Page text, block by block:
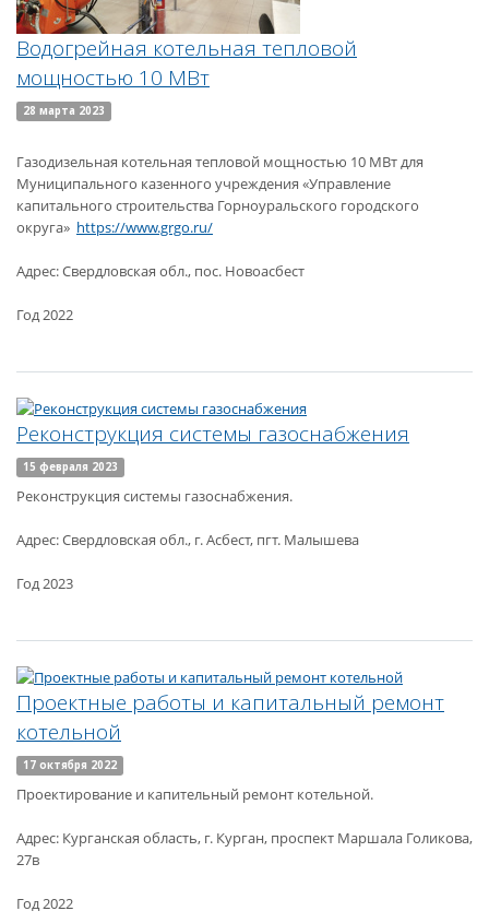
Водогрейная котельная тепловой
мощностью 10 МВт
28 марта 2023
Газодизельная котельная тепловой мощностью 10 МВт для
Муниципального казенного учреждения «Управление
капитального строительства Горноуральского городского
округа» https://www.grgo.ru/
Адрес: Свердловская обл., пос. Новоасбест
Год 2022
Реконструкция системы газоснабжения
15 февраля 2023
Реконструкция системы газоснабжения.
Адрес: Свердловская обл., г. Асбест, пгт. Малышева
Год 2023
Проектные работы и капитальный ремонт
котельной
17 октября 2022
Проектирование и капительный ремонт котельной.
Адрес: Курганская область, г. Курган, проспект Маршала Голикова,
27в
Год 2022